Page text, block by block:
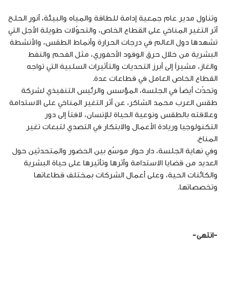
وتناول مدير عام جمعية إدامة للطاقة والمياه والبيئة، أنور الحلح
أثر التغير المناخي على القطاع الخاص، والتحوّلات طويلة الأجل التي
تشهدها دول العالم في درجات الحرارة وأنماط الطقس، والأنشطة
البشرية من خلال حرق الوقود الأحفوري، مثل الفحم والنفط
والغاز، مشيراً إلى أبرز التحديات والتأثيرات السلبية التي تواجه
القطاع الخاص العامل في قطاعات عدة.
وتحدّث أيضاً في الجلسة، المؤسس والرئيس التنفيذي لشركة
طقس العرب محمد الشاكر، عن أثر التغير المناخي على الاستدامة
وعلاقته بالطقس ونوعية الحياة للإنسان، لافتاً إلى دور
التكنولوجيا وريادة الأعمال والابتكار في التصدي لتبعات تغير
المناخ.
وفي نهاية الجلسة، دار حوار موسّع بين الحضور والمتحدثين حول
العديد من قضايا الاستدامة وأثرها وتأثيرها على حياة البشرية
والكائنات الحية، وعلى أعمال الشركات بمختلف قطاعاتها
وتخصصاتها.
-انتهى-